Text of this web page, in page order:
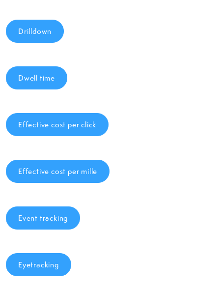
Drilldown
Dwell time
Effective cost per click
Effective cost per mille
Event tracking
Eyetracking